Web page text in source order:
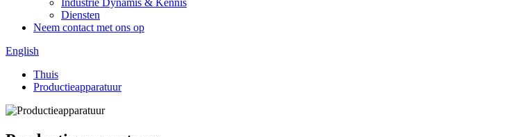
Industrie Dynamis & Kennis
Diensten
Neem contact met ons op
English
Thuis
Productieapparatuur